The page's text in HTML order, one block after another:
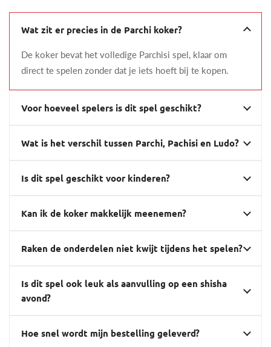
Wat zit er precies in de Parchi koker?
De koker bevat het volledige Parchisi spel, klaar om
direct te spelen zonder dat je iets hoeft bij te kopen.
Voor hoeveel spelers is dit spel geschikt?
Wat is het verschil tussen Parchi, Pachisi en Ludo?
Is dit spel geschikt voor kinderen?
Kan ik de koker makkelijk meenemen?
Raken de onderdelen niet kwijt tijdens het spelen?
Is dit spel ook leuk als aanvulling op een shisha
avond?
Hoe snel wordt mijn bestelling geleverd?